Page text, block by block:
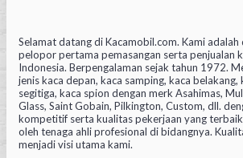
Selamat datang di Kacamobil.com. Kami
pelopor pertama pemasangan serta penjualan
Indonesia. Berpengalaman sejak tahun 1972.
jenis kaca depan, kaca samping, kaca belakang,
segitiga, kaca spion dengan merk Asahimas,
Glass, Saint Gobain, Pilkington, Custom, dll.
kompetitif serta kualitas pekerjaan yang
oleh tenaga ahli profesional di bidangnya.
menjadi visi utama kami.